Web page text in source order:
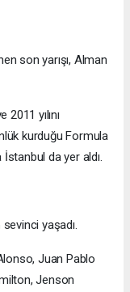
son yarışı, Alman
yılını
kurduğu Formula
da yer aldı.
yaşadı.
Juan Pablo
Jenson